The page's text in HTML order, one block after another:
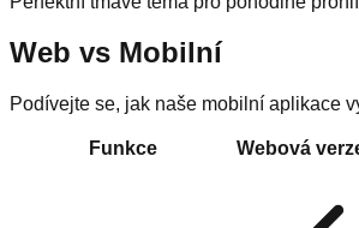
Web vs Mobilní
Podívejte se, jak naše mobilní aplikace
Funkce Webová